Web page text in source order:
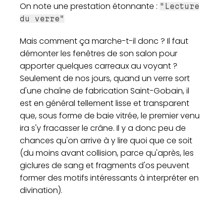
On note une prestation étonnante : "Lecture
du verre"
Mais comment ça marche-t-il donc ? Il faut
démonter les fenêtres de son salon pour
apporter quelques carreaux au voyant ?
Seulement de nos jours, quand un verre sort
d'une chaîne de fabrication Saint-Gobain, il
est en général tellement lisse et transparent
que, sous forme de baie vitrée, le premier venu
ira s'y fracasser le crâne. Il y a donc peu de
chances qu'on arrive à y lire quoi que ce soit
(du moins avant collision, parce qu'après, les
giclures de sang et fragments d'os peuvent
former des motifs intéressants à interpréter en
divination).